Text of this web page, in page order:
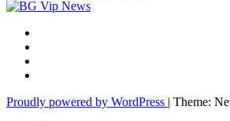
Proudly powered by WordPress Theme: